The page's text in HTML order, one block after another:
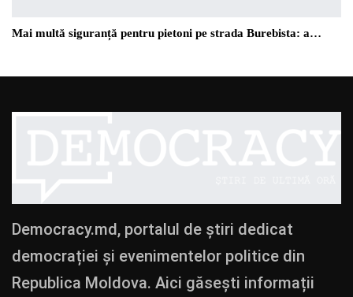
Mai multă siguranță pentru pietoni pe strada Burebista: a…
Democracy.md, portalul de știri dedicat
democrației și evenimentelor politice din
Republica Moldova. Aici găsești informații